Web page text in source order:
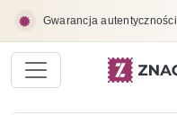
Gwarancja autentyczności